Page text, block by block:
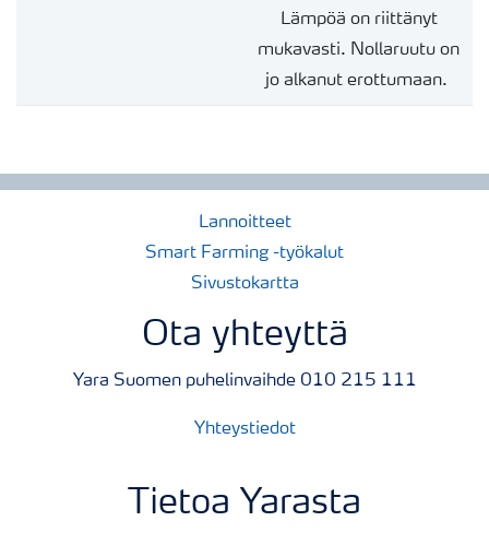
Lämpöä on riittänyt
mukavasti. Nollaruutu on
jo alkanut erottumaan.
Lannoitteet
Smart Farming -työkalut
Sivustokartta
Ota yhteyttä
Yara Suomen puhelinvaihde 010 215 111
Yhteystiedot
Tietoa Yarasta